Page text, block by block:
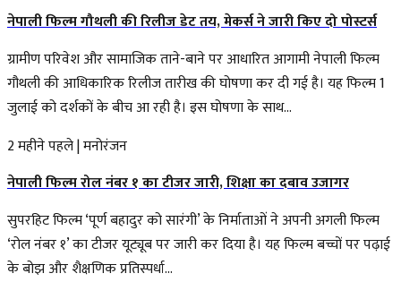
नेपाली फिल्म गौथली की रिलीज डेट तय, मेकर्स ने जारी किए दो पोस्टर्स
ग्रामीण परिवेश और सामाजिक ताने-बाने पर आधारित आगामी नेपाली फिल्म
गौथली की आधिकारिक रिलीज तारीख की घोषणा कर दी गई है। यह फिल्म 1
जुलाई को दर्शकों के बीच आ रही है। इस घोषणा के साथ...
2 महीने पहले|मनोरंजन
नेपाली फिल्म रोल नंबर १ का टीजर जारी, शिक्षा का दबाव उजागर
सुपरहिट फिल्म ‘पूर्ण बहादुर को सारंगी’ के निर्माताओं ने अपनी अगली फिल्म
‘रोल नंबर १’ का टीजर यूट्यूब पर जारी कर दिया है। यह फिल्म बच्चों पर पढ़ाई
के बोझ और शैक्षणिक प्रतिस्पर्धा...